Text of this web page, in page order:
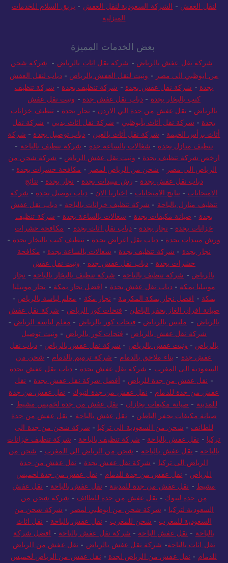
لنقل العفش - الشركة السعودية لنقل العفش - بريق السلام للخدمات
المنزلية
بعض الخدمات المميزة
شركة نقل عفش بالرياض - شركة نقل اثاث بالرياض - شركة شحن
من ابوظبي الى مصر - ونيت لنقل العفش بالرياض -دباب لنقل العفش
بجدة - شركة نقل عفش بجدة - شركة تنظيف بجدة - شركة تنظيف
كنب بالبخار بجدة - دباب نقل عفش جدة - ونيت نقل عفش
بالرياض - نقل عفش من جدة الي الاردن - نجار بجدة - تنظيف خزانات
بجدة - شركة نقل أثاث بأبوظبي - شركة نقل اثاث بدبي - شركة نقل
أثاث برأس الخيمة - شركة نقل أثاث بالعين - دباب توصيل بجدة - شركة
تنظيف منازل بجدة - شغالات بالساعة جدة - شركة تنظيف بالباحة -
ارخص شركة تنظيف بجدة - ونيت نقل عفش الرياض - شركة شحن من
الرياض الي مصر - شحن من الرياض لمصر - مكافحة حشرات بجدة -
دباب نقل عفش بجدة - رش مبيدات بجدة - نجار بجدة - نتائج
الامتحانات - نتايج الامتحانات - اخبارنا الان - دباب توصيل بجدة - شركة
تنظيف منازل بالباحة - شركة تنظيف خزانات بالباحة - دباب نقل عفش
بجدة - صيانة مكيفات بجدة - شغالات بالساعة بجدة - شركة تنظيف
خزانات بجدة - نجار بجدة - دباب نقل اثاث بجدة - مكافحة حشرات
ورش مبيدات بجدة -دباب نقل اغراض بجدة -تنظيف كنب بالبخار بجدة -
نجار بجدة - شركة تنظيف بجدة - شغالات بالساعة بجدة - مكافحة
حشرات بجدة - دباب نقل عفش جده - ونيت نقل عفش
بالرياض - شركة تنظيف بالباحة - شركة تنظيف بالبخار بالباحة - نجار
موبيليا بمكة -دباب نقل عفش بجدة - افضل نجار بمكة - نجار موبيليا
بمكة - افضل نجار بمكة المكرمة - نجار مكة - معلم لياسة بالرياض -
صيانة افران الغاز بحفر الباطن - فتحات كور الرياض - شركة نقل عفش
بالرياض - مليس بالرياض - فتحات كور بالرياض - معلم لياسة الرياض -
شركة نقل عفش بالرياض - فتحات كور بالرياض - ونيت توصيل
بالرياض - ونيت عفش بالرياض - شركة نقل عفش بالرياض -دباب نقل
عفش جدة - بناء ملاحق بالدمام - شركة ترميم بالدمام - شحن من
السعودية الى المغرب - شركة نقل عفش بجدة - دباب نقل عفش بجدة
- نقل عفش من جدة للرياض - أفضل شركة نقل عفش بجدة - نقل
عفش من جدة للدمام - نقل عفش من جدة لتبوك - نقل عفش من جدة
للمدينة - صيانة مكيفات بجازان - نقل عفش من جدة لخميس مشيط -
صيانة مكيفات بحفر الباطن - نقل عفش بالباحة - نقل عفش من جدة
للطائف - شحن من السعودية الى تركيا - شركة شحن من جدة الى
تركيا - نقل عفش بالباحة - شركة تنظيف بالباحة - شركة تنظيف خزانات
بالباحة - نقل عفش بالباحة - شحن من الرياض الي المغرب - شحن من
الرياض الى تركيا - شركة نقل عفش بجدة - نقل عفش من جدة
للرياض - نقل عفش من جدة للدمام - نقل عفش من جدة لخميس
مشيط - نقل عفش من جدة للمدينة - نقل عفش بالباحة - نقل عفش
من جدة لتبوك - نقل عفش من جدة للطائف - شركة شحن من
السعودية لتركيا - شركة شحن من ابوظبي لمصر - شركة شحن من
السعودية للمغرب - شحن للمغرب - نقل عفش بالباحة - نقل اثاث
بالباحة - نقل عفش الباحة - شركة نقل عفش بالباحة - افضل شركة
نقل اثاث بالباحة- شركة نقل عفش بالرياض - نقل عفش من الرياض
للدمام - نقل عفش من الرياض لجدة - نقل عفش من الرياض لخميس